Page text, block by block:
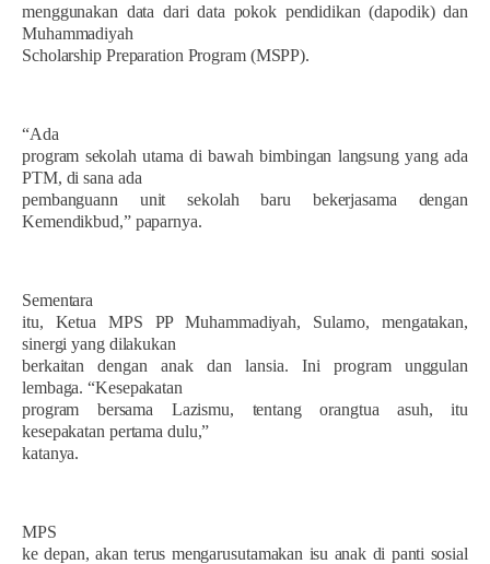
menggunakan data dari data pokok pendidikan (dapodik) dan
Muhammadiyah
Scholarship Preparation Program (MSPP).
“Ada
program sekolah utama di bawah bimbingan langsung yang ada
PTM, di sana ada
pembanguann unit sekolah baru bekerjasama dengan
Kemendikbud,” paparnya.
Sementara
itu, Ketua MPS PP Muhammadiyah, Sularno, mengatakan,
sinergi yang dilakukan
berkaitan dengan anak dan lansia. Ini program unggulan
lembaga. “Kesepakatan
program bersama Lazismu, tentang orangtua asuh, itu
kesepakatan pertama dulu,”
katanya.
MPS
ke depan, akan terus mengarusutamakan isu anak di panti sosial